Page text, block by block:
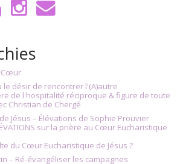
Cœur
désir de rencontrer l'(A)autre
de l'hospitalité réciproque & figure de toute
Christian de Chergé
Jésus – Élévations de Sophie Prouvier
sur la prière au Cœur Eucharistique
du Cœur Eucharistique de Jésus ?
– Ré-évangéliser les campagnes